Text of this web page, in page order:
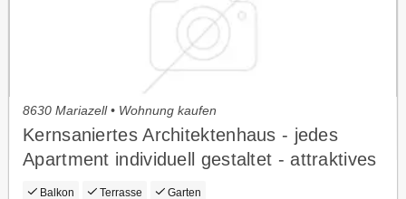
8630 Mariazell • Wohnung kaufen
Kernsaniertes Architektenhaus - jedes
Apartment individuell gestaltet - attraktives
Renditepotenzial - oder einfach selber
Balkon Terrasse Garten